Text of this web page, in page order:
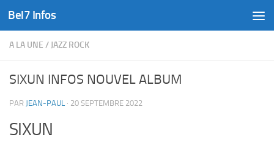
Skip to content
Bel7 Infos
A LA UNE / JAZZ ROCK
SIXUN INFOS NOUVEL ALBUM
PAR JEAN-PAUL · 20 SEPTEMBRE 2022
SIXUN